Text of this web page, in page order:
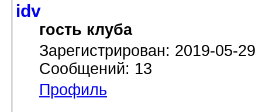
idv
гость клуба
Зарегистрирован: 2019-05-29
Сообщений: 13
Профиль